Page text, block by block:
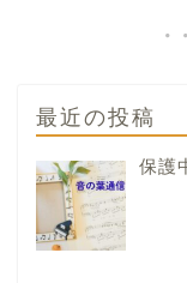
最近の投稿
保護